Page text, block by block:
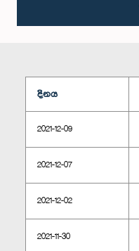
දිනය
2021-12-09
2021-12-07
2021-12-02
2021-11-30